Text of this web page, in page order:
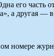
его часть
а другая —
номере